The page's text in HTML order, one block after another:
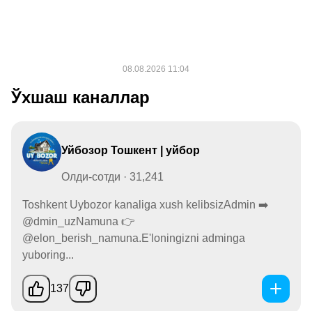
Ўхшаш каналлар
Уйбозор Тошкент | уйбор
Олди-сотди · 31,241
Toshkent Uybozor kanaliga xush kelibsizAdmin ➡️
@dmin_uzNamuna 👉
@elon_berish_namuna.E'loningizni adminga
yuboring...
137